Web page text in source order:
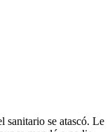
sanitario se atascó. Le